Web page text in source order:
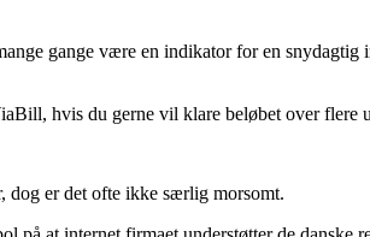
gange være en indikator for en snydagtig
hvis du gerne vil klare beløbet over flere
dog er det ofte ikke særlig morsomt.